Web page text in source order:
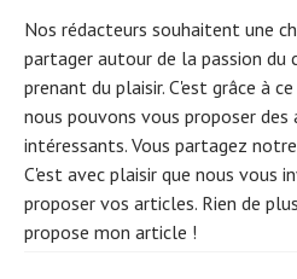
Nos rédacteurs souhaitent une
partager autour de la passion du
prenant du plaisir. C'est grâce à
nous pouvons vous proposer des
intéressants. Vous partagez
C'est avec plaisir que nous vous
proposer vos articles. Rien de
propose mon article !